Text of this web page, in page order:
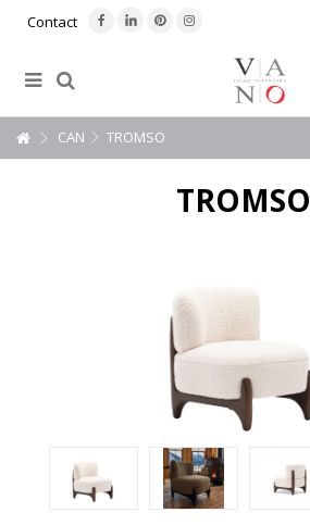
Contact
CAN TROMSO
TROMSO